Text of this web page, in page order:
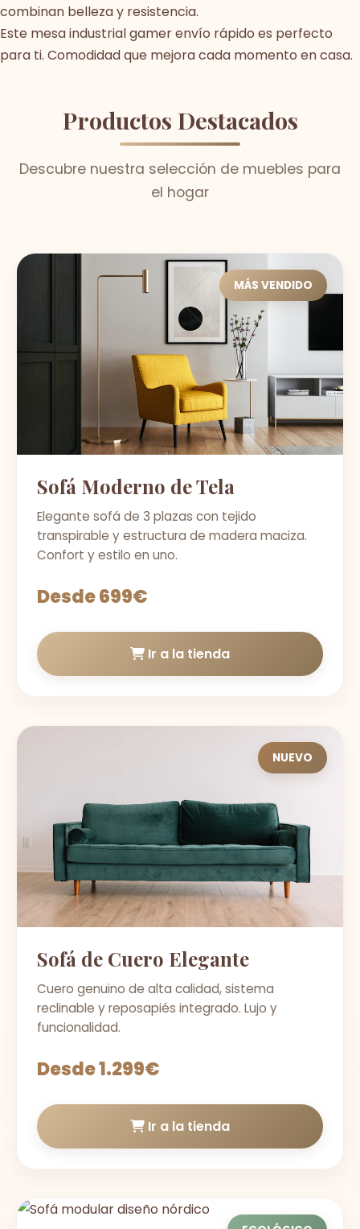
combinan belleza y resistencia.
Este mesa industrial gamer envío rápido es perfecto
para ti. Comodidad que mejora cada momento en casa.
Productos Destacados
Descubre nuestra selección de muebles para
el hogar
MÁS VENDIDO
Sofá Moderno de Tela
Elegante sofá de 3 plazas con tejido
transpirable y estructura de madera maciza.
Confort y estilo en uno.
Desde 699€
Ir a la tienda
NUEVO
Sofá de Cuero Elegante
Cuero genuino de alta calidad, sistema
reclinable y reposapiés integrado. Lujo y
funcionalidad.
Desde 1.299€
Ir a la tienda